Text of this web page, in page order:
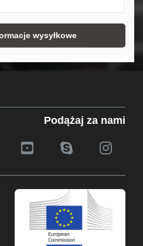
wysyłkowe
Podążaj za nami